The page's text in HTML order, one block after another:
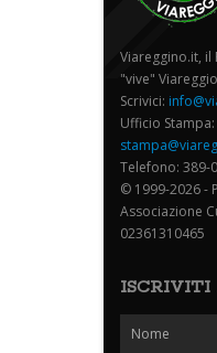
Viareggino.it, il
"vive"
Scrivici:
Ufficio Stampa:
Telefono: 389-
© 1999-2026 -
Associazione
02361310465
ISCRIVITI